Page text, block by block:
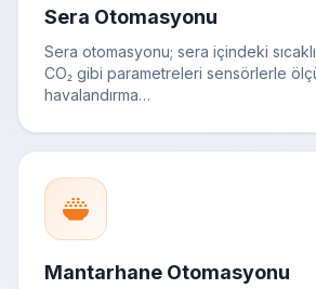
Sera Otomasyonu
Sera otomasyonu; sera içindeki
CO₂ gibi parametreleri sensörlerle
havalandırma…
Mantarhane Otomasyonu